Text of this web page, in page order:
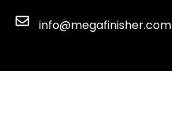
info@megafinisher.com